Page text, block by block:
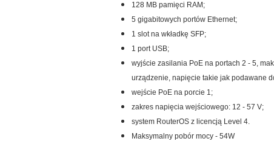
128 MB pamięci RAM;
5 gigabitowych portów Ethernet;
1 slot na wkładkę SFP;
1 port USB;
wyjście zasilania PoE na portach 2 - 5,
urządzenie, napięcie takie jak podawane
wejście PoE na porcie 1;
zakres napięcia wejściowego: 12 - 57 V;
system RouterOS z licencją Level 4.
Maksymalny pobór mocy - 54W